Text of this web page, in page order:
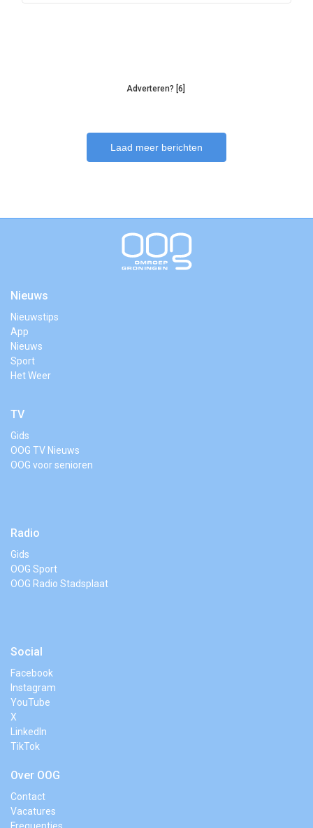
Adverteren? [6]
Laad meer berichten
Nieuws
Nieuwstips
App
Nieuws
Sport
Het Weer
TV
Gids
OOG TV Nieuws
OOG voor senioren
Radio
Gids
OOG Sport
OOG Radio Stadsplaat
Social
Facebook
Instagram
YouTube
X
LinkedIn
TikTok
Over OOG
Contact
Vacatures